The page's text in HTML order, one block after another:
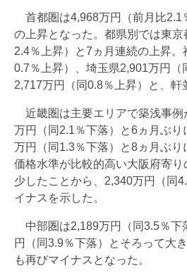
首都圏は4,968万円（前月比2.1
の上昇となった。都県別では東京
2.4％上昇）と7ヵ月連続の上昇。
0.7％上昇）、埼玉県2,901万円（
2,717万円（同0.8％上昇）と、軒
近畿圏は主要エリアで築浅事例
万円（同2.1％下落）と6ヵ月ぶ
万円（同1.3％下落）と8ヵ月ぶり
価格水準が比較的高い大阪府寄
少したことから、2,340万円（同
イナスを示した。
中部圏は2,189万円（同3.5％下
円（同3.9％下落）とそろって大
も再びマイナスとなった。